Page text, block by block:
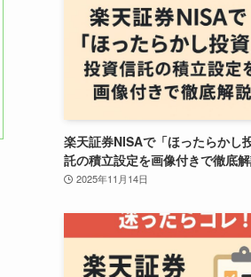
楽天証券NISAで「ほったらかし
託の積立設定を画像付きで徹底
2025年11月14日